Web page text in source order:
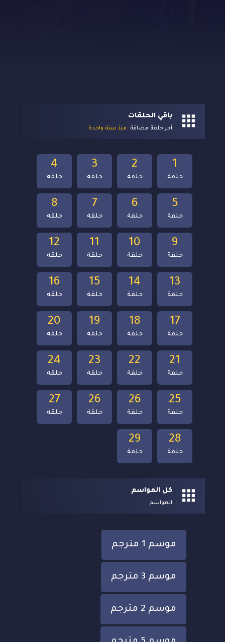
باقي الحلقات
آخر حلقة مضافة منذ سنة واحدة
29
حلقة
28
حلقة
27
حلقة
26
حلقة
26
حلقة
25
حلقة
24
حلقة
23
حلقة
22
حلقة
21
حلقة
20
حلقة
19
حلقة
18
حلقة
17
حلقة
16
حلقة
15
حلقة
14
حلقة
13
حلقة
12
حلقة
11
حلقة
10
حلقة
9
حلقة
8
حلقة
7
حلقة
6
حلقة
5
حلقة
4
حلقة
3
حلقة
2
حلقة
1
حلقة
كل المواسم
المواسم
موسم 1 مترجم
موسم 3 مترجم
موسم 2 مترجم